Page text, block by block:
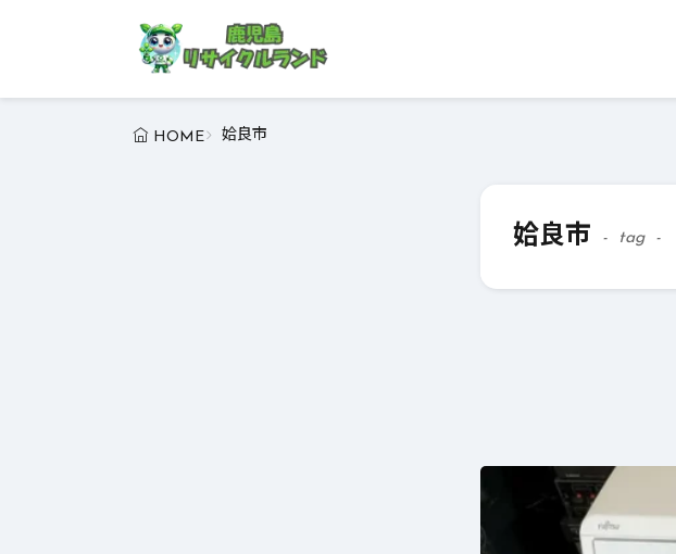
HOME 姶良市
姶良市 tag